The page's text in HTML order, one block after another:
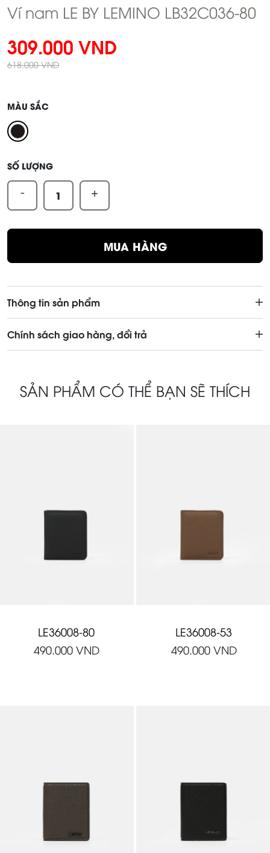
Ví nam LE BY LEMINO LB32C036-80
309.000 VND
618.000 VND
MÀU SẮC
SỐ LƯỢNG
- +
MUA HÀNG
Thông tin sản phẩm
Chính sách giao hàng, đổi trả
SẢN PHẨM CÓ THỂ BẠN SẼ THÍCH
LE36008-80
490.000VND
LE36008-53
490.000VND